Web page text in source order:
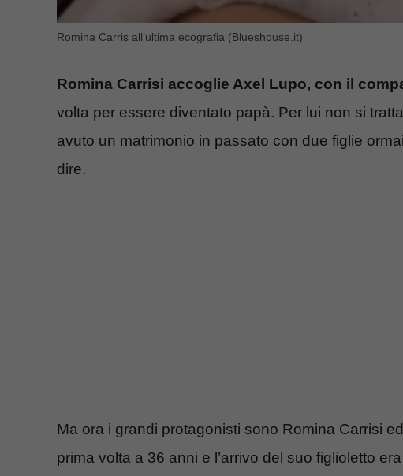
Romina Carris all’ultima ecografia (Blueshouse.it)
Romina Carrisi accoglie Axel Lupo, con il
volta per essere diventato papà. Per lui non si
avuto un matrimonio in passato con due figlie
dire.
Ma ora i grandi protagonisti sono Romina Carrisi
prima volta a 36 anni e l’arrivo del suo figlioletto